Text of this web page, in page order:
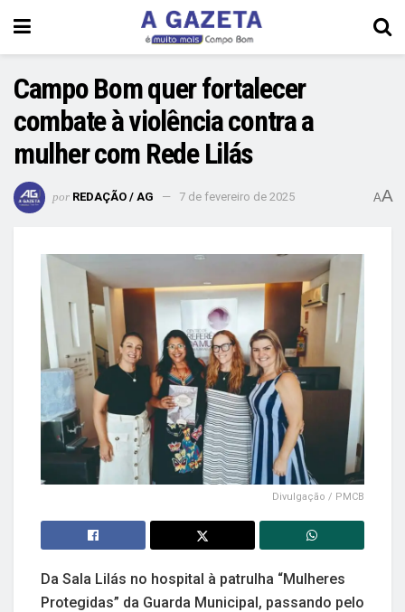
Campo Bom quer fortalecer
combate à violência contra a
mulher com Rede Lilás
por REDAÇÃO / AG 7 de fevereiro de 2025 AA
Divulgação / PMCB
Da Sala Lilás no hospital à patrulha “Mulheres
Protegidas” da Guarda Municipal, passando pelo